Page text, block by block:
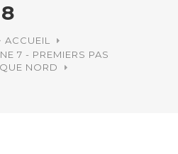
ACCUEIL
7 - PREMIERS PAS
NORD